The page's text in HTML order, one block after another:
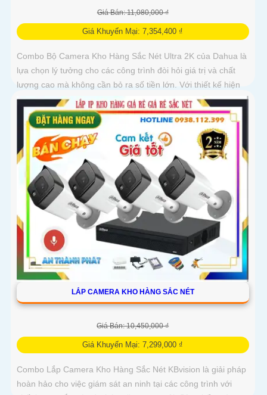
Giá Bán: 11,080,000 ₫
Giá Khuyến Mại: 7,354,400 ₫
Combo Bộ Camera Kho Hàng Sắc Nét Ultra 2K của Dahua là
lựa chọn lý tưởng cho các công trình đòi hỏi giá trị và chất
lượng cao mà không cần bỏ ra số tiền lớn. Với thiết kế hiện
đại và công nghệ tiên tiến, sản phẩm này đảm bảo mang lại
sự an ninh toàn diện cho người sử dụng
LẮP CAMERA KHO HÀNG SẮC NÉT
Giá Bán: 10,450,000 ₫
Giá Khuyến Mại: 7,299,000 ₫
Combo Lắp Camera Kho Hàng Sắc Nét KBvision là giải pháp
hoàn hảo cho việc giám sát an ninh tại các công trình với